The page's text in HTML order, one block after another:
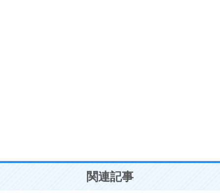
ことが大切。
関連記事